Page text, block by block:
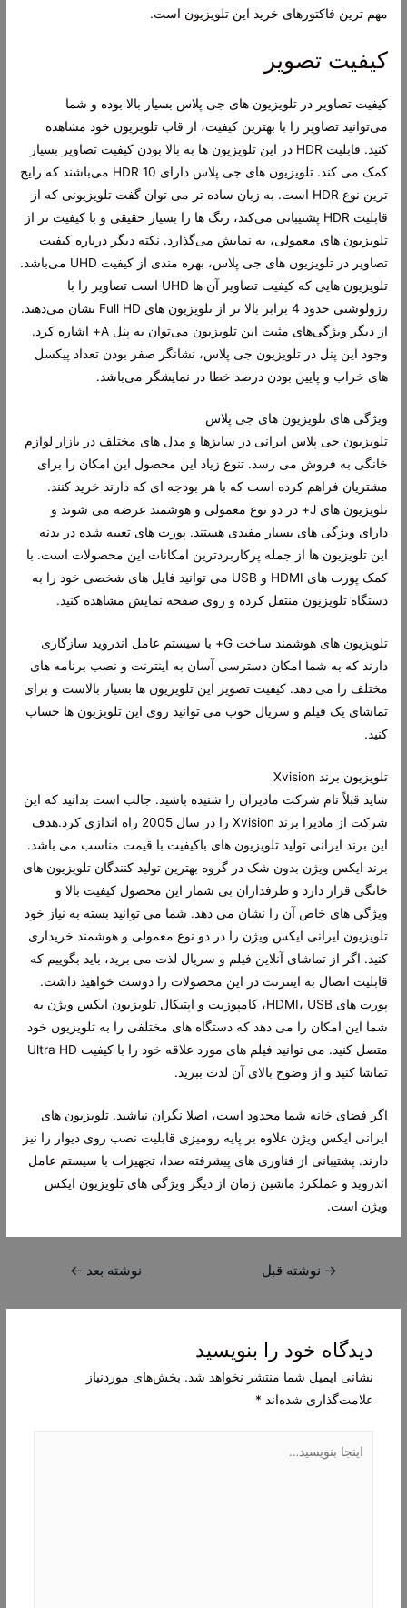
مهم ترین فاکتورهای خرید این تلویزیون است.
کیفیت تصویر
کیفیت تصاویر در تلویزیون های جی پلاس بسیار بالا بوده و شما
می‌توانید تصاویر را با بهترین کیفیت، از قاب تلویزیون خود مشاهده
کنید. قابلیت HDR در این تلویزیون ها به بالا بودن کیفیت تصاویر بسیار
کمک می کند. تلویزیون های جی پلاس دارای HDR 10 می‌باشند که رایج
ترین نوع HDR است. به زبان ساده تر می توان گفت تلویزیونی که از
قابلیت HDR پشتیبانی می‌کند، رنگ ها را بسیار حقیقی و با کیفیت تر از
تلویزیون های معمولی، به نمایش می‌گذارد. نکته دیگر درباره کیفیت
تصاویر در تلویزیون های جی پلاس، بهره مندی از کیفیت UHD می‌باشد.
تلویزیون هایی که کیفیت تصاویر آن ها UHD است تصاویر را با
رزولوشنی حدود 4 برابر بالا تر از تلویزیون های Full HD نشان می‌دهند.
از دیگر ویژگی‌های مثبت این تلویزیون می‌توان به پنل A+ اشاره کرد.
وجود این پنل در تلویزیون جی پلاس، نشانگر صفر بودن تعداد پیکسل
های خراب و پایین بودن درصد خطا در نمایشگر می‌باشد.
ویژگی های تلویزیون های جی پلاس
تلویزیون جی پلاس ایرانی در سایزها و مدل های مختلف در بازار لوازم
خانگی به فروش می رسد. تنوع زیاد این محصول این امکان را برای
مشتریان فراهم کرده است که با هر بودجه ای که دارند خرید کنند.
تلویزیون های J+ در دو نوع معمولی و هوشمند عرضه می شوند و
دارای ویژگی های بسیار مفیدی هستند. پورت های تعبیه شده در بدنه
این تلویزیون ها از جمله پرکاربردترین امکانات این محصولات است. با
کمک پورت های HDMI و USB می توانید فایل های شخصی خود را به
دستگاه تلویزیون منتقل کرده و روی صفحه نمایش مشاهده کنید.
تلویزیون های هوشمند ساخت G+ با سیستم عامل اندروید سازگاری
دارند که به شما امکان دسترسی آسان به اینترنت و نصب برنامه های
مختلف را می دهد. کیفیت تصویر این تلویزیون ها بسیار بالاست و برای
تماشای یک فیلم و سریال خوب می توانید روی این تلویزیون ها حساب
کنید.
تلویزیون برند Xvision
شاید قبلاً نام شرکت مادیران را شنیده باشید. جالب است بدانید که این
شرکت از مادیرا برند Xvision را در سال 2005 راه اندازی کرد.هدف
این برند ایرانی تولید تلویزیون های باکیفیت با قیمت مناسب می باشد.
برند ایکس ویژن بدون شک در گروه بهترین تولید کنندگان تلویزیون های
خانگی قرار دارد و طرفداران بی شمار این محصول کیفیت بالا و
ویژگی های خاص آن را نشان می دهد. شما می توانید بسته به نیاز خود
تلویزیون ایرانی ایکس ویژن را در دو نوع معمولی و هوشمند خریداری
کنید. اگر از تماشای آنلاین فیلم و سریال لذت می برید، باید بگوییم که
قابلیت اتصال به اینترنت در این محصولات را دوست خواهید داشت.
پورت های HDMI، USB، کامپوزیت و اپتیکال تلویزیون ایکس ویژن به
شما این امکان را می دهد که دستگاه های مختلفی را به تلویزیون خود
متصل کنید. می توانید فیلم های مورد علاقه خود را با کیفیت Ultra HD
تماشا کنید و از وضوح بالای آن لذت ببرید.
اگر فضای خانه شما محدود است، اصلا نگران نباشید. تلویزیون های
ایرانی ایکس ویژن علاوه بر پایه رومیزی قابلیت نصب روی دیوار را نیز
دارند. پشتیبانی از فناوری های پیشرفته صدا، تجهیزات با سیستم عامل
اندروید و عملکرد ماشین زمان از دیگر ویژگی های تلویزیون ایکس
ویژن است.
راهبری
→ نوشته قبل نوشته بعد ←
دیدگاه‌ خود را بنویسید
نشانی ایمیل شما منتشر نخواهد شد. بخش‌های موردنیاز
علامت‌گذاری شده‌اند *
بنویسید…